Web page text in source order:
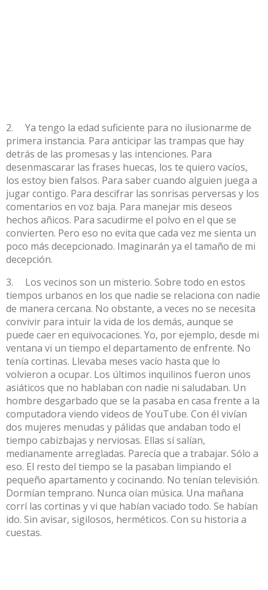
2. Ya tengo la edad suficiente para no ilusionarme de
primera instancia. Para anticipar las trampas que hay
detrás de las promesas y las intenciones. Para
desenmascarar las frases huecas, los te quiero vacíos,
los estoy bien falsos. Para saber cuando alguien juega a
jugar contigo. Para descifrar las sonrisas perversas y los
comentarios en voz baja. Para manejar mis deseos
hechos añicos. Para sacudirme el polvo en el que se
convierten. Pero eso no evita que cada vez me sienta un
poco más decepcionado. Imaginarán ya el tamaño de mi
decepción.
3. Los vecinos son un misterio. Sobre todo en estos
tiempos urbanos en los que nadie se relaciona con nadie
de manera cercana. No obstante, a veces no se necesita
convivir para intuir la vida de los demás, aunque se
puede caer en equivocaciones. Yo, por ejemplo, desde mi
ventana vi un tiempo el departamento de enfrente. No
tenía cortinas. Llevaba meses vacío hasta que lo
volvieron a ocupar. Los últimos inquilinos fueron unos
asiáticos que no hablaban con nadie ni saludaban. Un
hombre desgarbado que se la pasaba en casa frente a la
computadora viendo videos de YouTube. Con él vivían
dos mujeres menudas y pálidas que andaban todo el
tiempo cabizbajas y nerviosas. Ellas sí salían,
medianamente arregladas. Parecía que a trabajar. Sólo a
eso. El resto del tiempo se la pasaban limpiando el
pequeño apartamento y cocinando. No tenían televisión.
Dormían temprano. Nunca oían música. Una mañana
corrí las cortinas y vi que habían vaciado todo. Se habían
ido. Sin avisar, sigilosos, herméticos. Con su historia a
cuestas.